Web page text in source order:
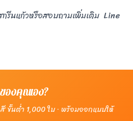
รีนแก้วหรือสอบถามเพิ่มเติม Line
องคุณเอง?
ขั้นต่ำ 1,000 ใบ · พร้อมออกแบบให้